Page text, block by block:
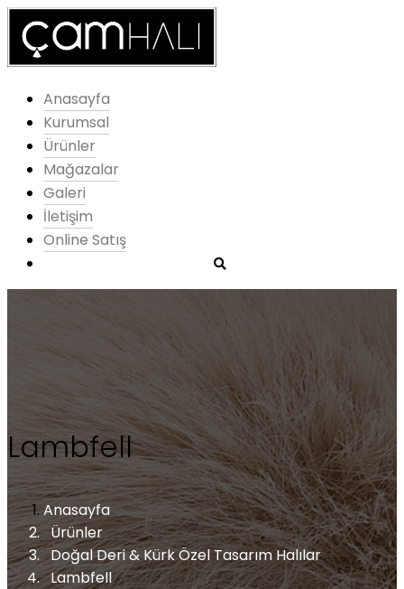
Anasayfa
Kurumsal
Ürünler
Mağazalar
Galeri
İletişim
Online Satış
Lambfell
Anasayfa
Ürünler
Doğal Deri & Kürk Özel Tasarım Halılar
Lambfell